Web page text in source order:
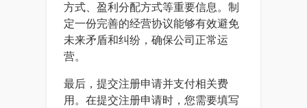
方式、盈利分配方式等重要信息。制
定一份完善的经营协议能够有效避免
未来矛盾和纠纷，确保公司正常运
营。
最后，提交注册申请并支付相关费
用。在提交注册申请时，您需要填写